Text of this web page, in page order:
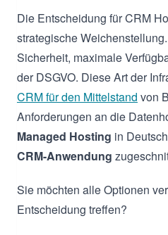
Die Entscheidung für CRM
strategische
Sicherheit, maximale
der DSGVO. Diese Art der
CRM für den Mittelstand von
Anforderungen an die
Managed Hosting in
CRM-Anwendung
Sie möchten alle Optionen
Entscheidung treffen?